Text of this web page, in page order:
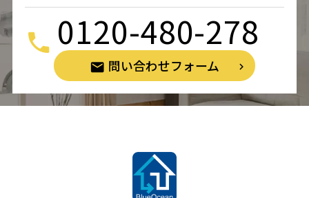
0120-480-278
問い合わせフォーム